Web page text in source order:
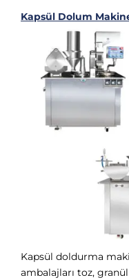
Kapsül Dolum
Kapsül doldurma
ambalajları toz,